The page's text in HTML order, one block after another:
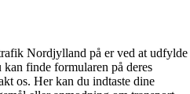
Nordjylland på er ved at udfylde
finde formularen på deres
os. Her kan du indtaste dine